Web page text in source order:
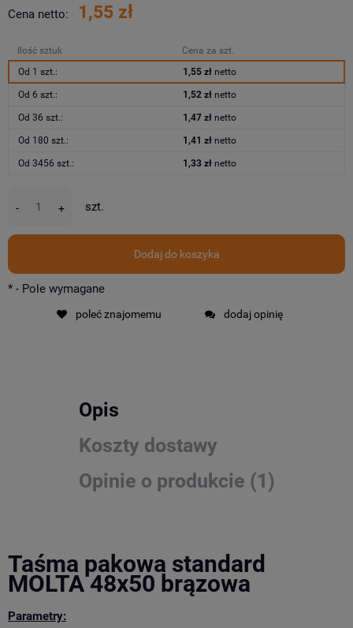
Cena netto: 1,55 zł
Ilość sztuk
Cena za szt.
Od 1 szt.:
1,55 złnetto
Od 6 szt.: 1,52 złnetto
Od 36 szt.: 1,47 złnetto
Od 180 szt.: 1,41 złnetto
Od 3456 szt.: 1,33 złnetto
- + szt.
Dodaj do koszyka
* - Pole wymagane
poleć znajomemu dodaj opinię
Opis
Koszty dostawy
Opinie o produkcie (1)
Taśma pakowa standard
MOLTA 48x50 brązowa
Parametry: